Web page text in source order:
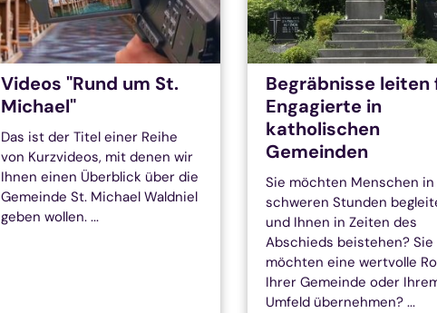
Videos "Rund um St.
Michael"
Das ist der Titel einer Reihe
von Kurzvideos, mit denen wir
Ihnen einen Überblick über die
Gemeinde St. Michael Waldniel
geben wollen. ...
Begräbnisse leiten
Engagierte in
katholischen
Gemeinden
Sie möchten Menschen in
schweren Stunden
und Ihnen in Zeiten des
Abschieds beistehen? Sie
möchten eine wertvolle
Ihrer Gemeinde oder
Umfeld übernehmen? ...